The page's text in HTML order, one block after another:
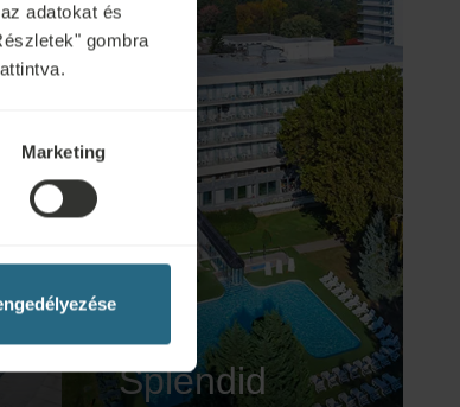
adatokat és
gombra
Marketing
Splendid